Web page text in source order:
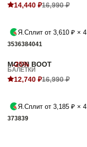
14,440 ₽16,990 ₽
Я.Сплит от 3,610 ₽ × 4
3536384041
-25%
MOON BOOT
БАЛЕТКИ
12,740 ₽16,990 ₽
Я.Сплит от 3,185 ₽ × 4
373839